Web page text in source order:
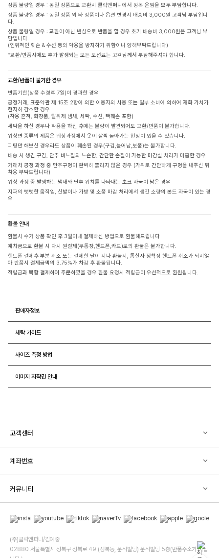
상품 불량일 경우 : 동일 상품으로 교환시 클릭앤퍼니에서 왕복 운임을 모두 부담합니다.
상품 불량일 경우 : 동일 상품 외 타 상품이나 옵션 변경시 배송비 3,000원 고객님 부담입니
다.
상품 불량일 경우 : 교환이 아닌 변심으로 반품을 할 경우 초기 배송비 3,000원은 고객님 부
담입니다.
(인위적인 훼손 & 수선 등의 악용을 방지하기 위함이니 양해부탁드립니다)
*교환/반품시에도 추가 발생되는 모든 도선료는 고객님께서 부담해주셔야 합니다.
교환/반품이 불가한 경우
반품기한(상품 수령후 7일)이 경과한 경우
공정거래, 표준약관 제 15조 2항에 의한 이용자의 사용 또는 일부 소비에 의하여 재화 가치가
현저히 감소한 경우
(착용 흔적, 화장품, 탈취제 냄새, 세탁, 수선, 택훼손 포함)
세탁을 하신 경우나 착용을 하신 후에는 불량이 발견되어도 교환/반품이 불가합니다.
워싱면 종류의 제품은 워싱과정에서 옷이 살짝 돌아가는 현상이 있을 수 있습니다.
피팅만 해보신 경우라도 상품이 훼손된 경우(구김,늘어남,보풀)는 불가합니다.
배송 시 생긴 구김, 단추 바느질의 느슨함, 간단한 손질이 가능한 마감실 처리가 미흡한 경우
거래처 공정 과정 중 단추구멍이 완벽히 뚫리지 않은 경우 (가위로 간단하게 구멍을 내주신 뒤
착용 부탁드립니다)
워싱 과정 중 발생하는 냄새와 단추 위치를 나타내는 초크 자국이 남은 경우
지퍼의 뻣뻣한 움직임, 신발이나 가방 및 소품 마감 처리에서 생긴 소량의 본드 자국이 있는 경
우
환불 안내
환불시 수거 상품 확인 후 3일이내 결제하신 방법으로 환불해드립니다
예치금으로 환불 시 다시 원결제(무통장,핸드폰,카드)로의 환불은 불가합니다.
핸드폰 결제후 부분 취소 또는 결제한 달이 지나 환불시, 통신사 정책상 핸드폰 취소가 되지않
아 반품시 결제금액의 3.75%가 차감 후 환불됩니다.
적립금과 복합 결제하여 주문하였을 경우 환불 요청시 적립금이 우선적으로 환원됩니다.
판매자정보
세탁 가이드
사이즈 측정 방법
이미지 저작권 안내
고객센터
계좌번호
커뮤니티
(주)클릭앤퍼니/김예중
02880 서울특별시 성북구 성북로 49 (성북동, 운석빌딩) 운석빌딩 5층(반품주소가 아닙